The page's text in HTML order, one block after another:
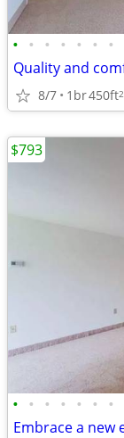
• • • • • • •
Quality and
8/7 1br450ft2
• • • • • • •
$793